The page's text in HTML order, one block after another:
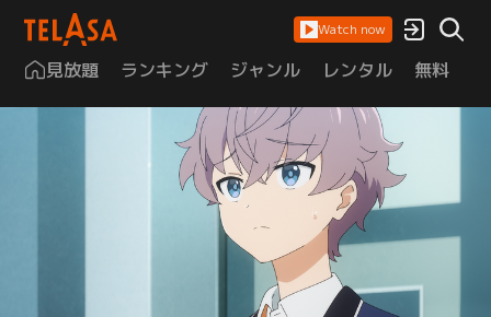
Watch now
見放題 ランキング ジャンル レンタル 無料